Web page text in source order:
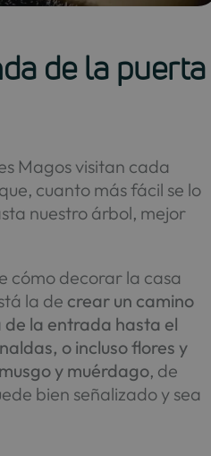
de la puerta
Magos visitan cada
cuanto más fácil se lo
nuestro árbol, mejor
cómo decorar la casa
la de crear un camino
la entrada hasta el
o incluso flores y
y muérdago, de
bien señalizado y sea